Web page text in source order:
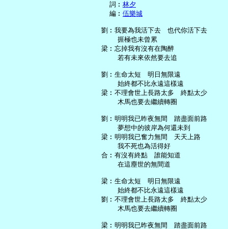
     詞︰
林夕
     編︰
伍樂城
   劉︰我要為我活下去　也代你活下去
       捱極也未曾累
   梁︰忘掉我有沒有在陶醉
       若有未來依然要去追
   劉︰生命太短　明日無限遠
       始終都不比永遠這樣遠
   梁︰不理會世上長路太多　終點太少
       木馬也要去繼續轉圈
   劉︰明明我已昨夜無間　踏盡面前路
       夢想中的彼岸為何還未到
   梁︰明明我已奮力無間　天天上路
       我不死也為活得好
   合︰有沒有終點　誰能知道
       在這塵世的無間道
   梁︰生命太短　明日無限遠
       始終都不比永遠這樣遠
   劉︰不理會世上長路太多　終點太少
       木馬也要去繼續轉圈
   梁︰明明我已昨夜無間　踏盡面前路